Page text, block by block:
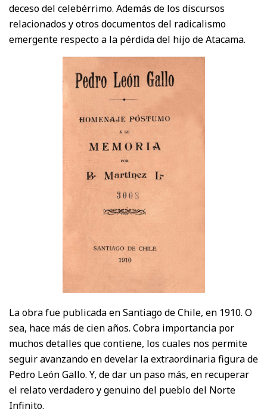
deceso del celebérrimo. Además de los discursos
relacionados y otros documentos del radicalismo
emergente respecto a la pérdida del hijo de Atacama.
La obra fue publicada en Santiago de Chile, en 1910. O
sea, hace más de cien años. Cobra importancia por
muchos detalles que contiene, los cuales nos permite
seguir avanzando en develar la extraordinaria figura de
Pedro León Gallo. Y, de dar un paso más, en recuperar
el relato verdadero y genuino del pueblo del Norte
Infinito.